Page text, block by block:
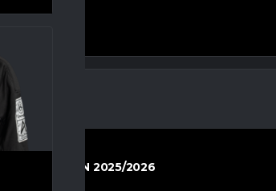
OST SAISON 2025/2026
2025